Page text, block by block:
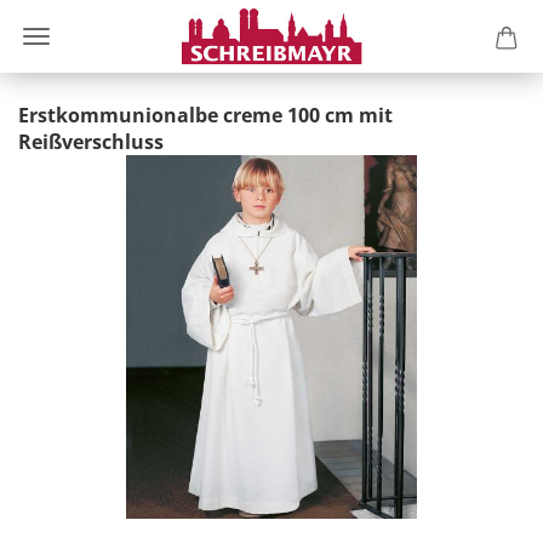
Erstkommunionalbe creme 100 cm mit
Reißverschluss